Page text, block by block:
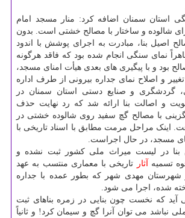
استان سمنان اضافه کرد: منار مسجد امام
شالوده و ساختار با مصالح خشتی است. بدون
اصیل بنا، مبادرت به اجرای پوشش با اندود
نمای سنگی انجام شده بود که فاقد هرگونه
بود و با پیگیری های بعدی هیأت امنای مسجد،
تغییر و اصلاح نمای جداره بیرونی از طرف اداره
گردشگری و صنایع دستی استان سمنان در
هویت و اصالت بنا ارائه شد که رد نهایت حذف
با مصالح گچ سفید روی شالوده خشتی در
اینک مراحل مرمت مطابق با اسناد تاریخی با
مسجد، در حال اجراست.
بنا در لیست میراث ملی کشور ثبت نشده و
تسمیه آثار
تاریخی با معماری منتسب به عهد
مهدی شهر که بطور عمده با جداره
شده، اجرا می شود.
آید که نخست چون بنایی در زمره بناهای ثبت
نباشد می توان آنرا گچ و سیمان کرد! و ثانیاً